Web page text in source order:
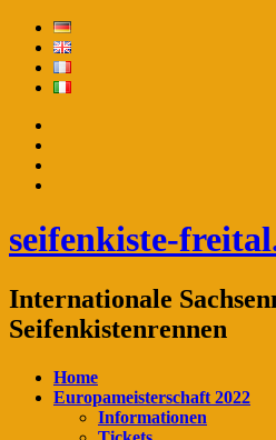
seifenkiste-
Internationale
Seifenkistenrennen
Home
Europameisterschaft 2022
Informationen